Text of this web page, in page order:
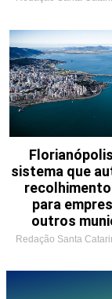
sistema que
recolhimento
para
outros
Redação Santa